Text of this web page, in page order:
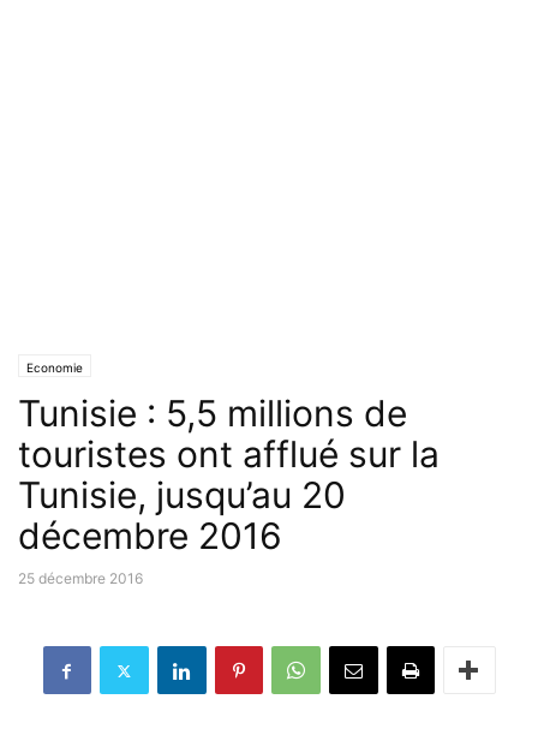
Economie
Tunisie : 5,5 millions de
touristes ont afflué sur la
Tunisie, jusqu’au 20
décembre 2016
25 décembre 2016